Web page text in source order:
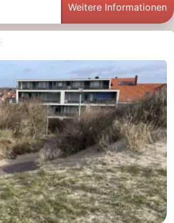
Weitere Informationen